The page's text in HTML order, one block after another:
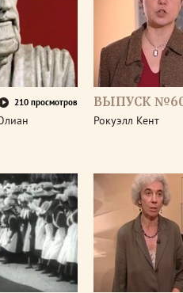
210 просмотров ВЫПУСК
Рокуэлл Кент